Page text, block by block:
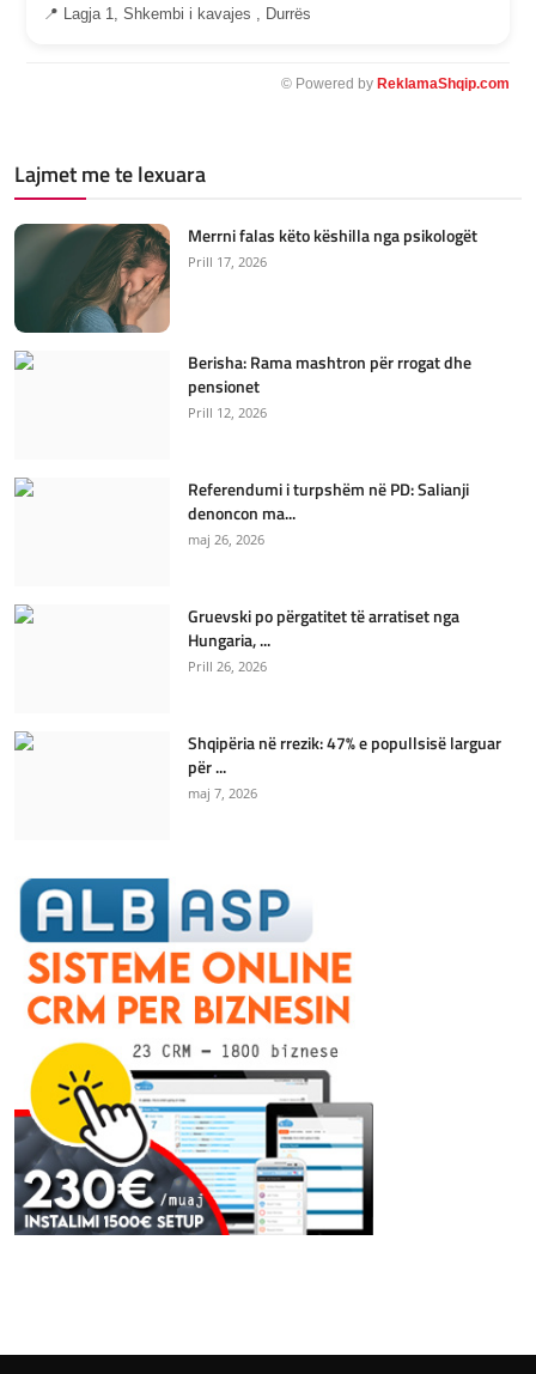
📍 Lagja 1, Shkembi i kavajes , Durrës
© Powered by ReklamaShqip.com
Lajmet me te lexuara
Merrni falas këto këshilla nga psikologët
Prill 17, 2026
Berisha: Rama mashtron për rrogat dhe
pensionet
Prill 12, 2026
Referendumi i turpshëm në PD: Salianji
denoncon ma...
maj 26, 2026
Gruevski po përgatitet të arratiset nga
Hungaria, ...
Prill 26, 2026
Shqipëria në rrezik: 47% e popullsisë larguar
për ...
maj 7, 2026